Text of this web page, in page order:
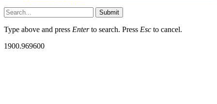
Submit
Type above and press Enterto search. Press Esc to cancel.
1900.969600